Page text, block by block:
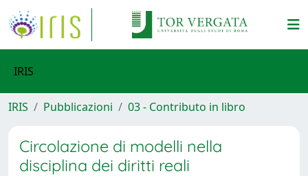
IRIS
IRIS Pubblicazioni 03 - Contributo in libro
Circolazione di modelli nella
disciplina dei diritti reali